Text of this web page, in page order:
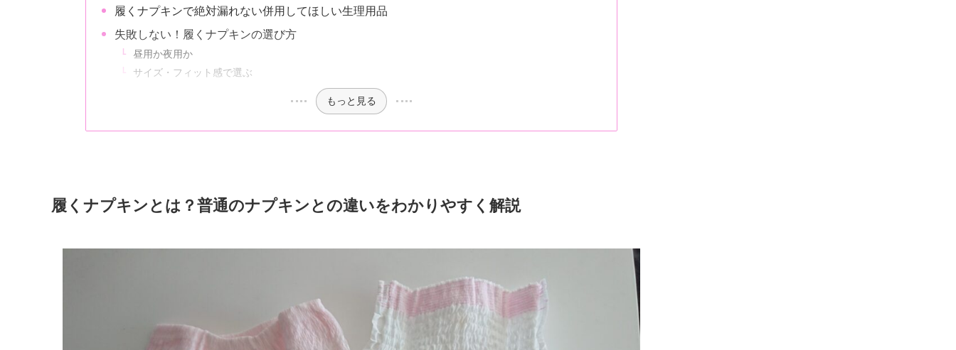
履くナプキンで絶対漏れない併用してほしい生理用品
失敗しない！履くナプキンの選び方
昼用か夜用か
サイズ・フィット感で選ぶ
もっと見る
履くナプキンとは？普通のナプキンとの違いをわかりやすく解説